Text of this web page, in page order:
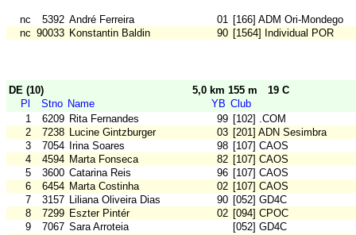
nc 5392 André Ferreira 01 [166] ADM Ori-Mondego
nc 90033 Konstantin Baldin 90 [1564] Individual POR
DE (10) 5,0 km 155 m
19 C
Pl
Stno Name YB Club
1
6209 Rita Fernandes 99 [102] .COM
2
7238 Lucine Gintzburger 03 [201] ADN Sesimbra
3
7054 Irina Soares 98 [107] CAOS
4
4594 Marta Fonseca 82 [107] CAOS
5
3600 Catarina Reis 96 [107] CAOS
6
6454 Marta Costinha 02 [107] CAOS
7
3157 Liliana Oliveira Dias 90 [052] GD4C
8
7299 Eszter Pintér 02 [094] CPOC
9
7067 Sara Arroteia
[052] GD4C